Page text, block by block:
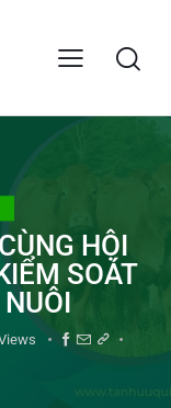
HỘI
SOÁT